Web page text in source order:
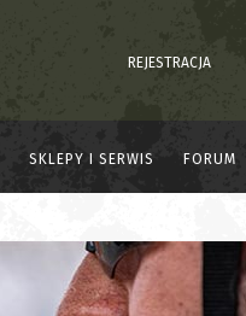
REJESTRACJA
SKLEPY I SERWIS FORUM